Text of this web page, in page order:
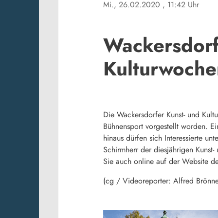
Mi., 26.02.2020 , 11:42 Uhr
Die Wackersdorfer Kunst- und
Bühnensport vorgestellt worden.
hinaus dürfen sich Interessierte
Schirmherr der diesjährigen
Sie auch online auf der Website
(cg / Videoreporter: Alfred